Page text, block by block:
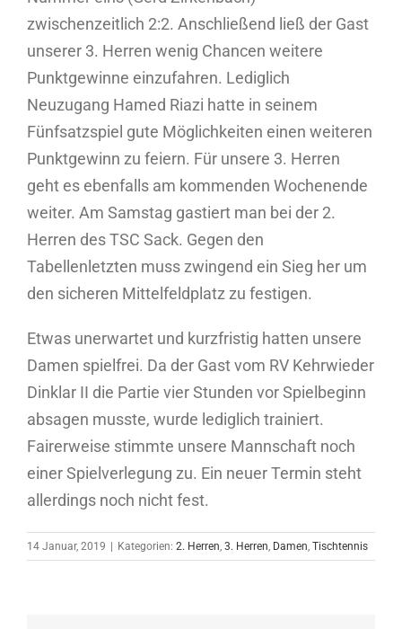
zwischenzeitlich 2:2. Anschließend ließ der Gast
unserer 3. Herren wenig Chancen weitere
Punktgewinne einzufahren. Lediglich
Neuzugang Hamed Riazi hatte in seinem
Fünfsatzspiel gute Möglichkeiten einen weiteren
Punktgewinn zu feiern. Für unsere 3. Herren
geht es ebenfalls am kommenden Wochenende
weiter. Am Samstag gastiert man bei der 2.
Herren des TSC Sack. Gegen den
Tabellenletzten muss zwingend ein Sieg her um
den sicheren Mittelfeldplatz zu festigen.
Etwas unerwartet und kurzfristig hatten unsere
Damen spielfrei. Da der Gast vom RV Kehrwieder
Dinklar II die Partie vier Stunden vor Spielbeginn
absagen musste, wurde lediglich trainiert.
Fairerweise stimmte unsere Mannschaft noch
einer Spielverlegung zu. Ein neuer Termin steht
allerdings noch nicht fest.
14 Januar, 2019 Kategorien: 2. Herren, 3. Herren, Damen, Tischtennis